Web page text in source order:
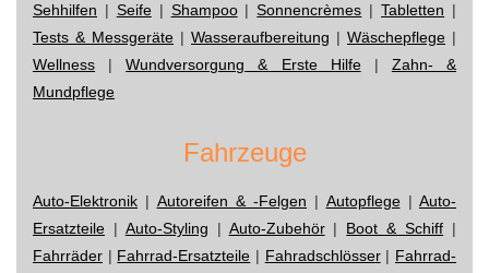
Sehhilfen | Seife| Shampoo|Sonnencrèmes |Tabletten |
Tests & Messgeräte | Wasseraufbereitung | Wäschepflege |
Wellness |Wundversorgung & Erste Hilfe| Zahn- &
Mundpflege
Fahrzeuge
Auto-Elektronik | Autoreifen & -Felgen | Autopflege| Auto-
Ersatzteile | Auto-Styling | Auto-Zubehör| Boot & Schiff |
Fahrräder | Fahrrad-Ersatzteile | Fahradschlösser| Fahrrad-